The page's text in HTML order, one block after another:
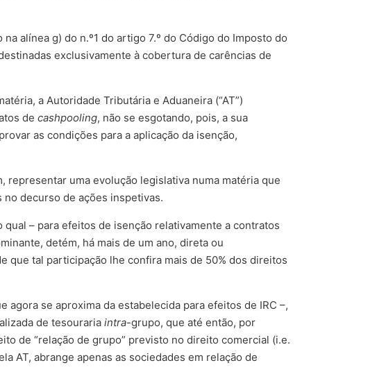
alínea g) do n.º1 do artigo 7.º do Código do Imposto do
exclusivamente à cobertura de carências de
a Autoridade Tributária e Aduaneira (“AT”)
de cashpooling, não se esgotando, pois, a sua
as condições para a aplicação da isenção,
representar uma evolução legislativa numa matéria que
decurso de ações inspetivas.
– para efeitos de isenção relativamente a contratos
detém, há mais de um ano, direta ou
que tal participação lhe confira mais de 50% dos direitos
se aproxima da estabelecida para efeitos de IRC –,
de tesouraria intra-grupo, que até então, por
de “relação de grupo” previsto no direito comercial (i.e.
AT, abrange apenas as sociedades em relação de